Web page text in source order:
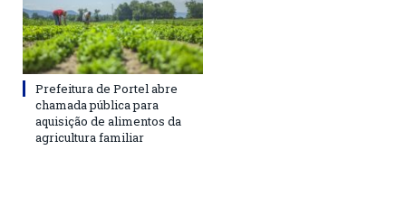
Prefeitura de Portel abre
chamada pública para
aquisição de alimentos da
agricultura familiar